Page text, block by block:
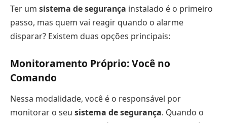
Ter um sistema de segurança instalado é o primeiro
passo, mas quem vai reagir quando o alarme
disparar? Existem duas opções principais:
Monitoramento Próprio: Você no
Comando
Nessa modalidade, você é o responsável por
monitorar o seu sistema de segurança. Quando o